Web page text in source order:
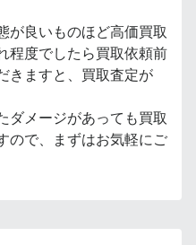
が良いものほど高価買取
程度でしたら買取依頼前
きますと、買取査定が
ダメージがあっても買取
ので、まずはお気軽にご